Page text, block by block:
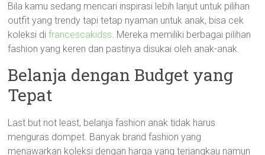
Bila kamu sedang mencari inspirasi lebih lanjut untuk pilihan
outfit yang trendy tapi tetap nyaman untuk anak, bisa cek
koleksi difrancescakidss. Mereka memiliki berbagai pilihan
fashion yang keren dan pastinya disukai oleh anak-anak.
Belanja dengan Budget yang
Tepat
Last but not least, belanja fashion anak tidak harus
menguras dompet. Banyak brand fashion yang
menawarkan koleksi dengan harga yang terjangkau namun